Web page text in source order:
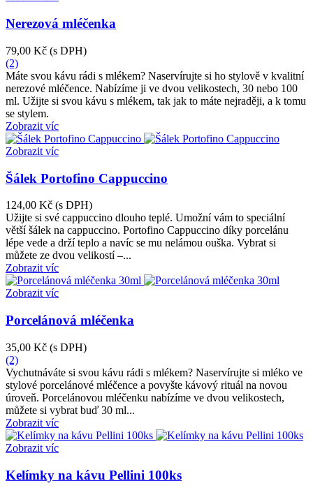
Nerezová mléčenka
79,00 Kč (s DPH)
(2)
Máte svou kávu rádi s mlékem? Naservírujte si ho stylově v kvalitní
nerezové mléčence. Nabízíme ji ve dvou velikostech, 30 nebo 100
ml. Užijte si svou kávu s mlékem, tak jak to máte nejraději, a k tomu
se stylem.
Zobrazit víc
Zobrazit víc
Šálek Portofino Cappuccino
124,00 Kč (s DPH)
Užijte si své cappuccino dlouho teplé. Umožní vám to speciální
větší šálek na cappuccino. Portofino Cappuccino díky porcelánu
lépe vede a drží teplo a navíc se mu nelámou ouška. Vybrat si
můžete ze dvou velikostí –...
Zobrazit víc
Zobrazit víc
Porcelánová mléčenka
35,00 Kč (s DPH)
(2)
Vychutnáváte si svou kávu rádi s mlékem? Naservírujte si mléko ve
stylové porcelánové mléčence a povyšte kávový rituál na novou
úroveň. Porcelánovou mléčenku nabízíme ve dvou velikostech,
můžete si vybrat buď 30 ml...
Zobrazit víc
Zobrazit víc
Kelímky na kávu Pellini 100ks